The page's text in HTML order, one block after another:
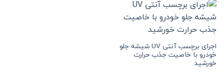
اجرای برچسب آنتی UV شیشه جلو
خودرو با خاصیت جذب حرارت
خورشید